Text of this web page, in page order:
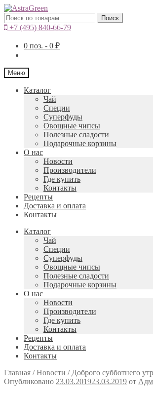
Искать: Поиск
+7 (495) 840-66-79
0 поз. - 0 ₽
Меню
Каталог
Чай
Специи
Cуперфуды
Овощные чипсы
Полезные сладости
Подарочные корзины
О нас
Новости
Производители
Где купить
Контакты
Рецепты
Доставка и оплата
Контакты
Каталог
Чай
Специи
Cуперфуды
Овощные чипсы
Полезные сладости
Подарочные корзины
О нас
Новости
Производители
Где купить
Контакты
Рецепты
Доставка и оплата
Контакты
Главная /Новости / Доброго субботнего
Опубликовано 23.03.201923.03.2019 от